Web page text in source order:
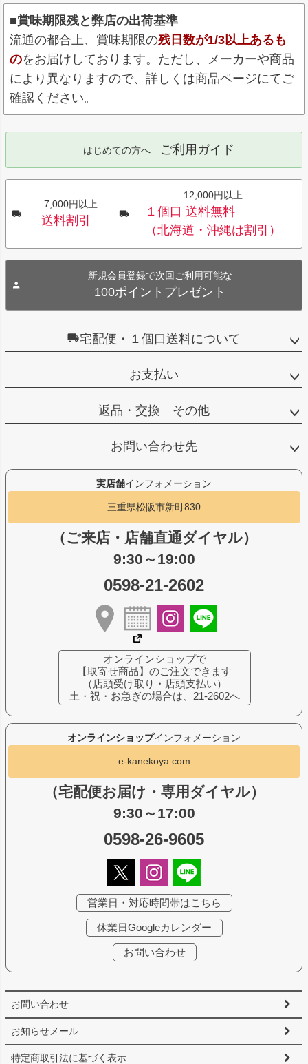
■賞味期限残と弊店の出荷基準
流通の都合上、賞味期限の残日数が1/3以上あるも
のをお届けしております。ただし、メーカーや商品
により異なりますので、詳しくは商品ページにてご
確認ください。
はじめての方へ ご利用ガイド
7,000円以上
送料割引
12,000円以上
１個口 送料無料
（北海道・沖縄は割引）
新規会員登録で次回ご利用可能な
100ポイントプレゼント
宅配便・１個口送料について
お支払い
返品・交換 その他
お問い合わせ先
お問い合わせ
お知らせメール
特定商取引法に基づく表示
オンラインショップインフォメーション
e-kanekoya.com
（宅配便お届け・専用ダイヤル）
9:30～17:00
0598-26-9605
営業日・対応時間帯はこちら
休業日Googleカレンダー
お問い合わせ
実店舗インフォメーション
三重県松阪市新町830
（ご来店・店舗直通ダイヤル）
9:30～19:00
0598-21-2602
オンラインショップで
【取寄せ商品】のご注文できます
（店頭受け取り・店頭支払い）
土・祝・お急ぎの場合は、21-2602へ